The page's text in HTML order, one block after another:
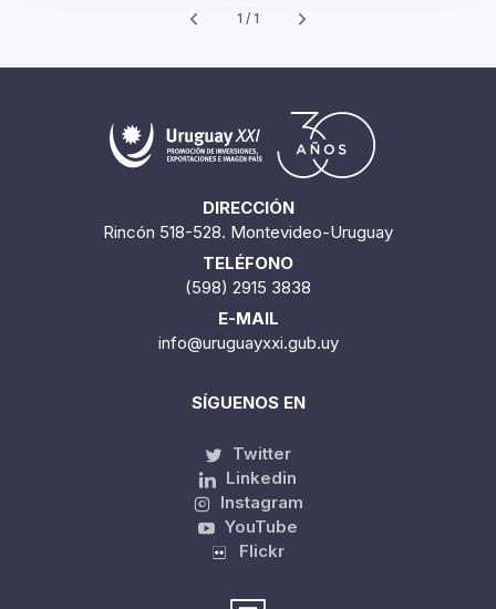
1 / 1
DIRECCIÓN
Rincón 518-528. Montevideo-Uruguay
TELÉFONO
(598) 2915 3838
E-MAIL
info@uruguayxxi.gub.uy
SÍGUENOS EN
Twitter
Linkedin
Instagram
YouTube
Flickr